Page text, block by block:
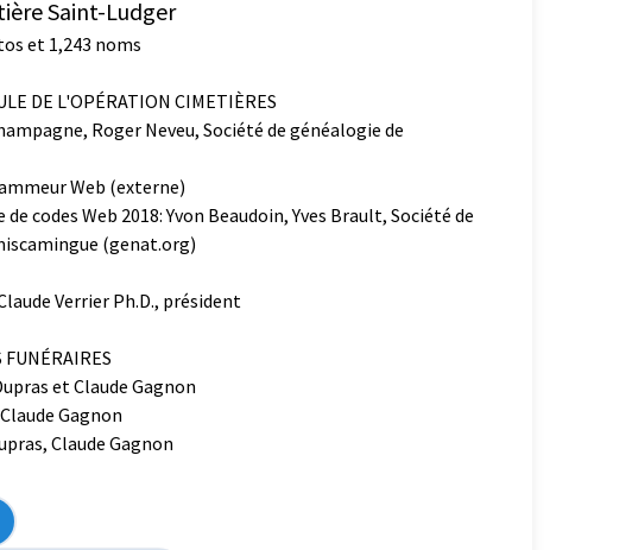
Saint-Ludger
et 1,243 noms
DE L'OPÉRATION CIMETIÈRES
Roger Neveu, Société de généalogie de
Web (externe)
codes Web 2018: Yvon Beaudoin, Yves Brault, Société de
(genat.org)
Verrier Ph.D., président
et Claude Gagnon
Gagnon
Claude Gagnon